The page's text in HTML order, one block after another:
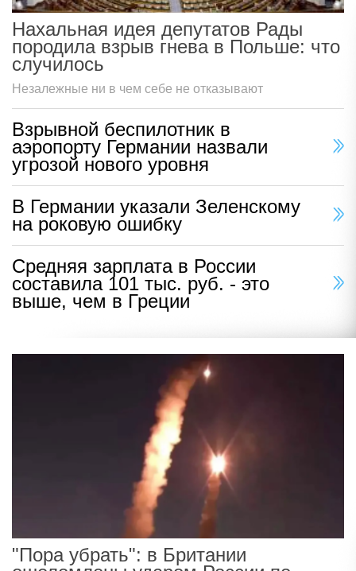
Нахальная идея депутатов Рады
породила взрыв гнева в Польше: что
случилось
Незалежные ни в чем себе не отказывают
Взрывной беспилотник в
аэропорту Германии назвали
угрозой нового уровня
В Германии указали Зеленскому
на роковую ошибку
Средняя зарплата в России
составила 101 тыс. руб. - это
выше, чем в Греции
"Пора убрать": в Британии